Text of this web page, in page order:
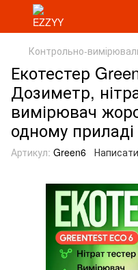
Контрольно-
Екотестер
Дозиметр,
вимірювач
одному
Артикул: Green6